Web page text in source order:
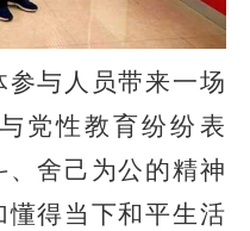
与人员带来一场
党性教育纷纷表
舍己为公的精神
得当下和平生活